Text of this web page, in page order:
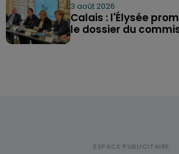
3 août 2026
Calais : l'Élysée
le dossier du